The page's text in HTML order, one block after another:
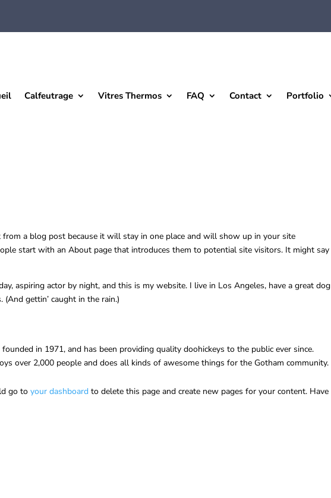
Calfeutrage Vitres Thermos FAQ Contact Portfolio
from a blog post because it will stay in one place and will show up in your site
start with an About page that introduces them to potential site visitors. It might say
aspiring actor by night, and this is my website. I live in Los Angeles, have a great dog
(And gettin’ caught in the rain.)
in 1971, and has been providing quality doohickeys to the public ever since.
over 2,000 people and does all kinds of awesome things for the Gotham community.
go toyour dashboard to delete this page and create new pages for your content. Have